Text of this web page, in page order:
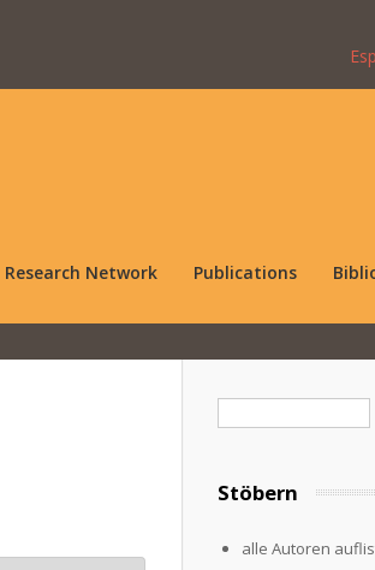
Research Network Publications
Stöbern
alle Autoren